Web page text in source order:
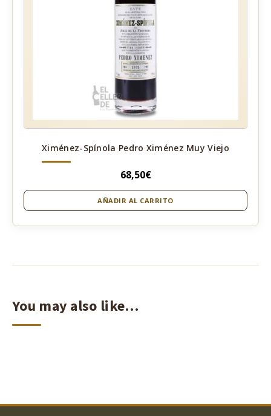
Ximénez-Spínola Pedro Ximénez Muy Viejo
68,50€
AÑADIR AL CARRITO
You may also like…